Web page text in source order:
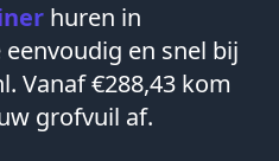
huren in
eenvoudig en snel bij
Vanaf €288,43 kom
grofvuil af.